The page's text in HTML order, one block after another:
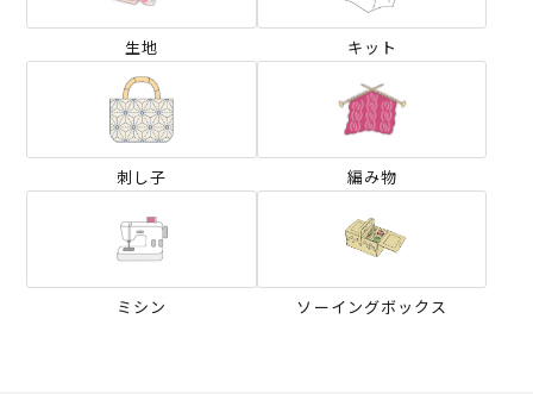
生地 キット
刺し子 編み物
ミシン ソーイングボックス